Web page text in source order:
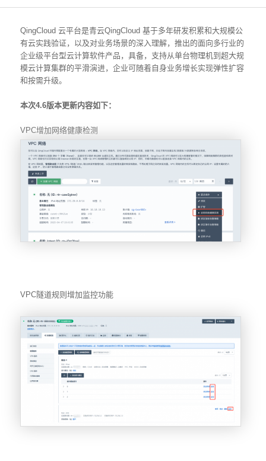
QingCloud云平台是青云QingCloud基于多年研发积累和大规模公
有云实践验证，以及对业务场景的深入理解，推出的面向多行业的
企业级平台型云计算软件产品，具备，支持从单台物理机到超大规
模云计算集群的平滑演进，企业可随着自身业务增长实现弹性扩容
和按需升级。
本次4.6版本更新内容如下：
VPC增加网络健康检测
VPC隧道规则增加监控功能